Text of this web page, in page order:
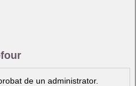
de un administrator.